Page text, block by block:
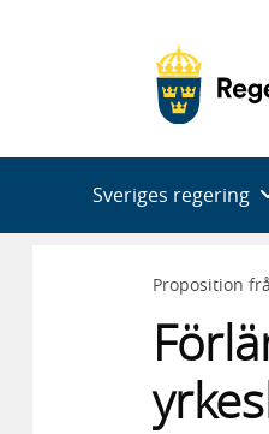
Sveriges regering
Proposition